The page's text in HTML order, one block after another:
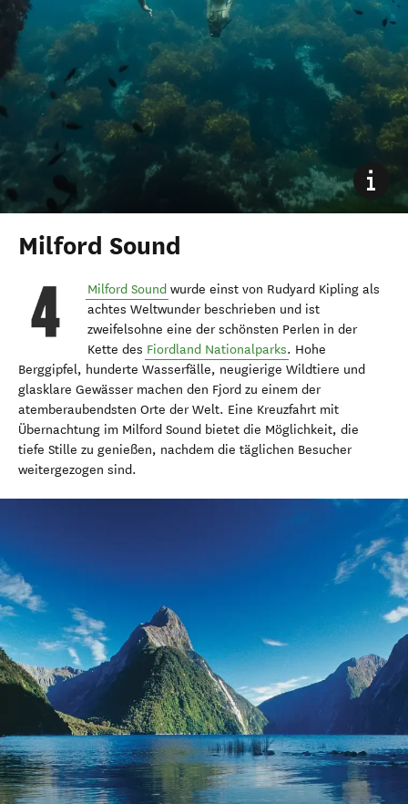
Milford Sound
Milford Sound wurde einst von Rudyard Kipling als
achtes Weltwunder beschrieben und ist
zweifelsohne eine der schönsten Perlen in der
Kette des Fiordland Nationalparks. Hohe
Berggipfel, hunderte Wasserfälle, neugierige Wildtiere und
glasklare Gewässer machen den Fjord zu einem der
atemberaubendsten Orte der Welt. Eine Kreuzfahrt mit
Übernachtung im Milford Sound bietet die Möglichkeit, die
tiefe Stille zu genießen, nachdem die täglichen Besucher
weitergezogen sind.